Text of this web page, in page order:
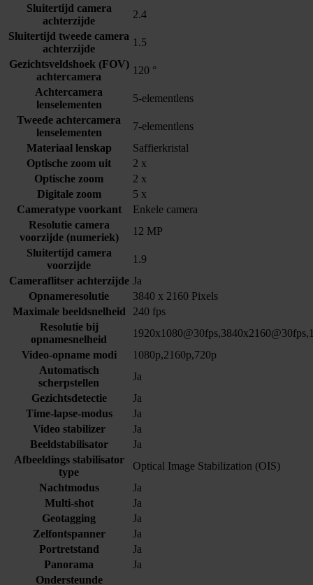
Sluitertijd camera
achterzijde
2.4
Sluitertijd tweede camera
achterzijde
1.5
Gezichtsveldshoek (FOV)
achtercamera
120 °
Achtercamera
lenselementen
5-elementlens
Tweede achtercamera
lenselementen
7-elementlens
Materiaal lenskap
Saffierkristal
Optische zoom uit
2 x
Optische zoom
2 x
Digitale zoom
5 x
Cameratype voorkant
Enkele camera
Resolutie camera
voorzijde (numeriek)
12 MP
Sluitertijd camera
voorzijde
1.9
Cameraflitser achterzijde Ja
Opnameresolutie
3840 x 2160 Pixels
Maximale beeldsnelheid
240 fps
Resolutie bij
opnamesnelheid
Video-opname modi
1080p,2160p,720p
Automatisch
scherpstellen
Ja
Gezichtsdetectie
Ja
Time-lapse-modus
Ja
Video stabilizer
Ja
Beeldstabilisator
Ja
Afbeeldings stabilisator
type
Optical Image Stabilization (OIS)
Nachtmodus
Ja
Multi-shot
Ja
Geotagging
Ja
Zelfontspanner
Ja
Portretstand
Ja
Panorama
Ja
Ondersteunde